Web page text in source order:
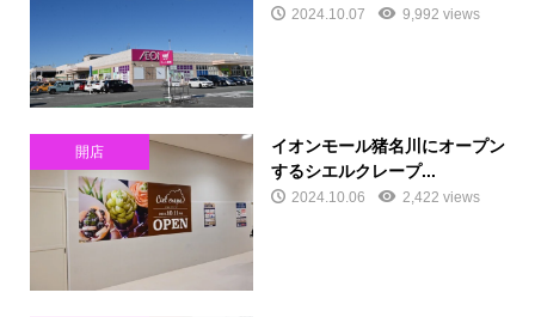
2024.10.07 9,992 views
開店
イオンモール猪名川にオープン
するシエルクレープ...
2024.10.06 2,422 views